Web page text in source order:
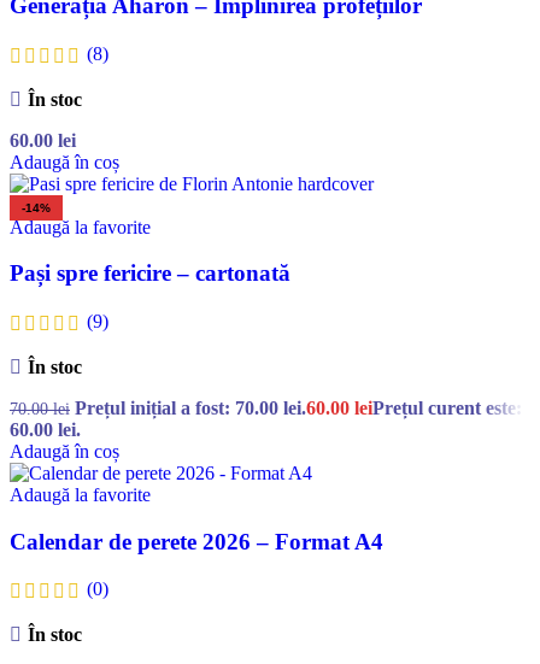
Generația Aharon – Împlinirea profețiilor
(8)
În stoc
60.00 lei
Adaugă în coș
-14%
Adaugă la favorite
Pași spre fericire – cartonată
(9)
În stoc
70.00lei Prețul inițial a fost: 70.00 lei.60.00 leiPrețul curent este:
60.00 lei.
Adaugă în coș
Adaugă la favorite
Calendar de perete 2026 – Format A4
(0)
În stoc